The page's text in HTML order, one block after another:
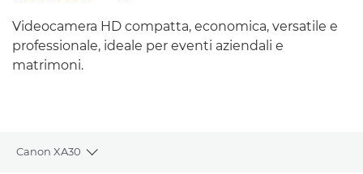
Videocamera HD compatta, economica, versatile e
professionale, ideale per eventi aziendali e
matrimoni.
Canon XA30
Toggle breadcrumbs